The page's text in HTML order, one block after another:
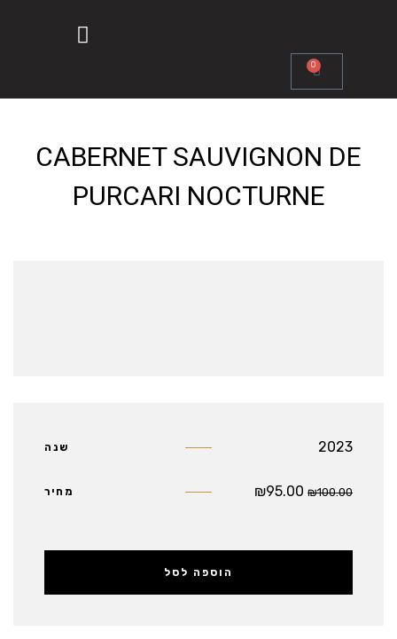
0
CABERNET SAUVIGNON DE
PURCARI NOCTURNE
שנה 2023
מחיר ₪100.00
₪95.00
הוספה לסל